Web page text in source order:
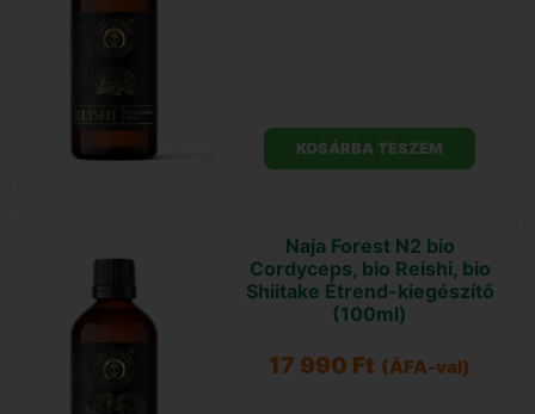
KOSÁRBA TESZEM
Naja Forest N2 bio
Cordyceps, bio Reishi, bio
Shiitake Étrend-kiegészítő
(100ml)
17 990 Ft (ÁFA-val)